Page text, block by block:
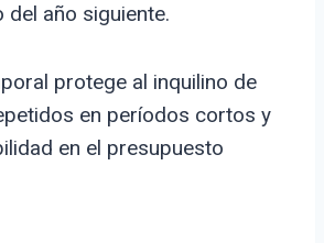
del año siguiente.
protege al inquilino de
en períodos cortos y
en el presupuesto